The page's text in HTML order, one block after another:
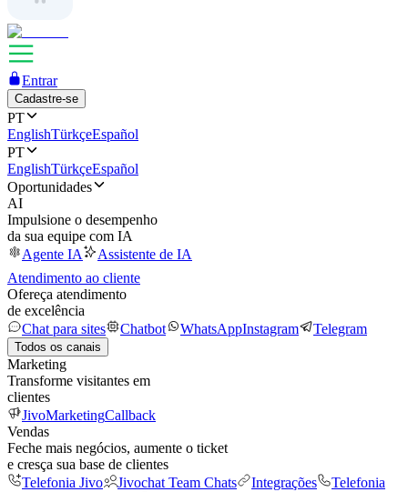
Entrar
Cadastre-se
PT
EnglishTürkçeEspañol
PT
EnglishTürkçeEspañol
Oportunidades
AI
Impulsione o desempenho
da sua equipe com IA
Agente IA
Assistente de IA
Atendimento ao cliente
Ofereça atendimento
de excelência
Chat para sites
Chatbot WhatsAppInstagram Telegram
Todos os canais
Marketing
Transforme visitantes em
clientes
JivoMarketingCallback
Vendas
Feche mais negócios, aumente o ticket
e cresça sua base de clientes
Telefonia Jivo
Jivochat Team Chats Integrações
Telefonia